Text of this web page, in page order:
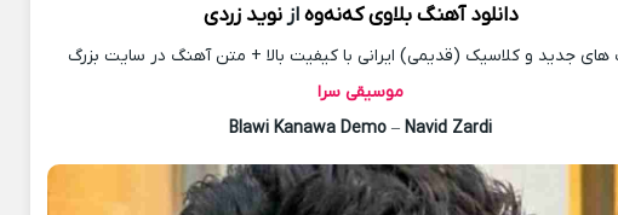
دانلود آهنگبلاوی که‌نه‌وهازنوید زردی
جدید و کلاسیک (قدیمی) ایرانی با کیفیت بالا + متن آهنگ در سایت بزرگ
موسیقی سرا
Blawi Kanawa Demo –Navid Zardi